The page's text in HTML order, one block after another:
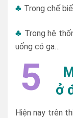
♣ Trong chế
♣ Trong hệ
uống có ga…
5
ở
Hiện nay trên